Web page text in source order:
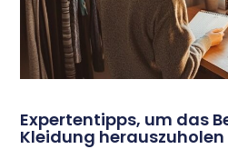
Expertentipps, um das
Kleidung herauszuholen